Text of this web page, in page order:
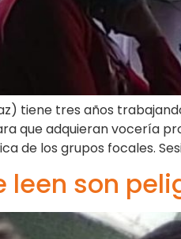
tiene tres años
que adquieran vocería
de los grupos focales.
leen son